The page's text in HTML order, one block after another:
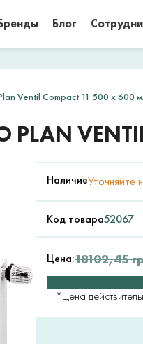
Блог
Ventil Compact 11 500 x 600
НаличиеУточняйте
Код товара52067
Цена:18102,45
*Цена